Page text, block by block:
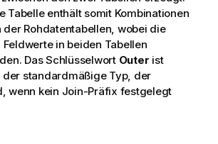
Tabelle enthält somit Kombinationen
Rohdatentabellen, wobei die
in beiden Tabellen
Das Schlüsselwort Outer ist
der standardmäßige Typ, der
wenn kein Join-Präfix festgelegt